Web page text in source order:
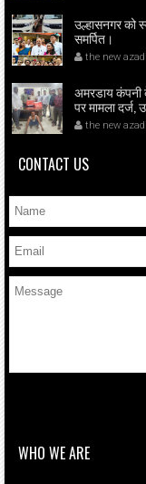
उल्हासनगर को
समर्पित।
the new
अमरडाय कंपनी
पर मामला
आरोपी से
रुपये मूल्य के
the new
CONTACT US
WHO WE ARE